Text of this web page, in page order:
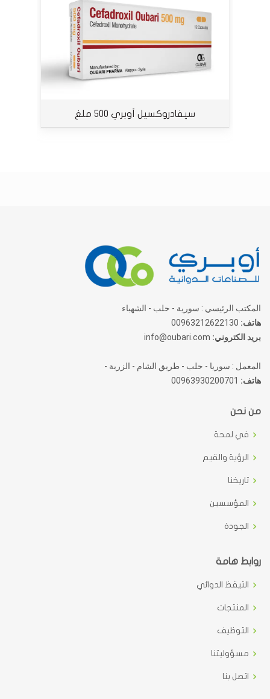
سيفادروكسيل أوبري 500 ملغ
المكتب الرئيسي : سورية - حلب - الشهباء
هاتف:
بريد الكتروني:
المعمل : سوريا - حلب - طريق الشام - الزربة -
هاتف:
من نحن
في لمحة
الرؤية والقيم
تاريخنا
المؤسسين
الجودة
روابط هامة
التيقظ الدوائي
المنتجات
التوظيف
مسؤوليتنا
اتصل بنا